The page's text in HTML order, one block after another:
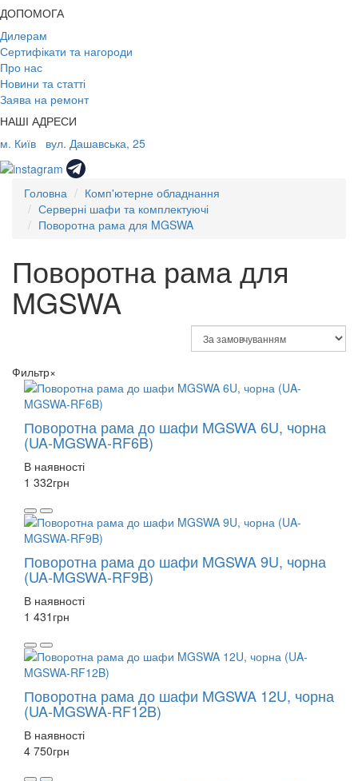
ДОПОМОГА
Дилерам
Сертифікати та нагороди
Про нас
Новини та статті
Заява на ремонт
НАШІ АДРЕСИ
м. Київ
вул. Дашавська, 25
Головна
Комп'ютерне обладнання
Серверні шафи та комплектуючі
Поворотна рама для MGSWA
Поворотна рама для
MGSWA
Фильтр×
Поворотна рама до шафи MGSWA 6U, чорна
(UA-MGSWA-RF6B)
В наявності
1 332грн
Поворотна рама до шафи MGSWA 9U, чорна
(UA-MGSWA-RF9B)
В наявності
1 431 грн
Поворотна рама до шафи MGSWA 12U, чорна
(UA-MGSWA-RF12B)
В наявності
4 750грн